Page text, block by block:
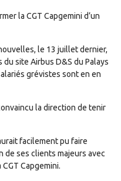
la CGT Capgemini d’un
le 13 juillet dernier,
site Airbus D&S du Palays
grévistes sont en en
la direction de tenir
facilement pu faire
de ses clients majeurs avec
Capgemini.